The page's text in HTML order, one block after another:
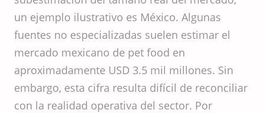
un ejemplo ilustrativo es México. Algunas
fuentes no especializadas suelen estimar el
mercado mexicano de pet food en
aproximadamente USD 3.5 mil millones. Sin
embargo, esta cifra resulta difícil de reconciliar
con la realidad operativa del sector. Por